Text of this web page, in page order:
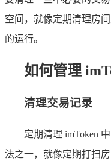
空间，就像定期清理房
的运行。
如何管理
清理交易记录
定期清理 imToken
法之一，就像定期打扫